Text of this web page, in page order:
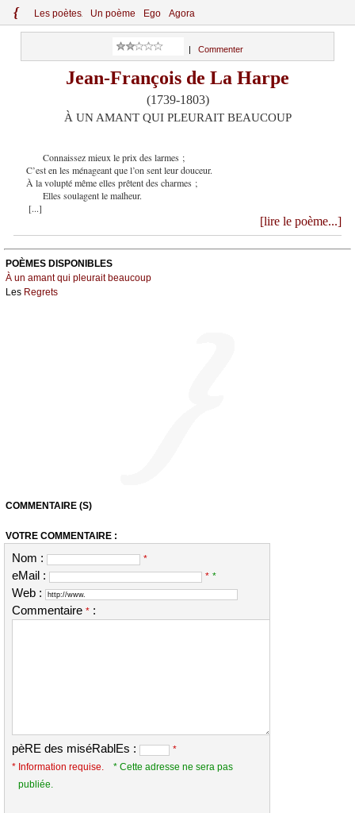
{ Les poètes Un poème Ego Agora
Commenter
Jean-François de La Harpe
(1739-1803)
À UN AMANT QUI PLEURAIT BEAUCOUP
Connaissez mieux le prix des larmes ;
C’est en les ménageant que l’on sent leur douceur.
À la volupté même elles prêtent des charmes ;
Elles soulagent le malheur.
[...]
[lire le poème...]
POÈMES DISPONIBLES
À un amant qui pleurait beaucoup
Les Regrets
COMMENTAIRE (S)
VOTRE COMMENTAIRE :
Nom : *
eMail : * *
Web :
Commentaire * :
pèRE des miséRablEs :
*
* Information requise.
* Cette adresse ne sera pas
publiée.